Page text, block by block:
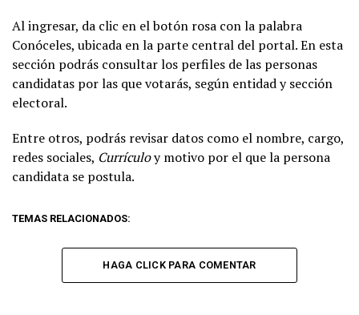
Al ingresar, da clic en el botón rosa con la palabra
Conóceles, ubicada en la parte central del portal. En esta
sección podrás consultar los perfiles de las personas
candidatas por las que votarás, según entidad y sección
electoral.
Entre otros, podrás revisar datos como el nombre, cargo,
redes sociales, Currículoy motivo por el que la persona
candidata se postula.
TEMAS RELACIONADOS:
HAGA CLICK PARA COMENTAR